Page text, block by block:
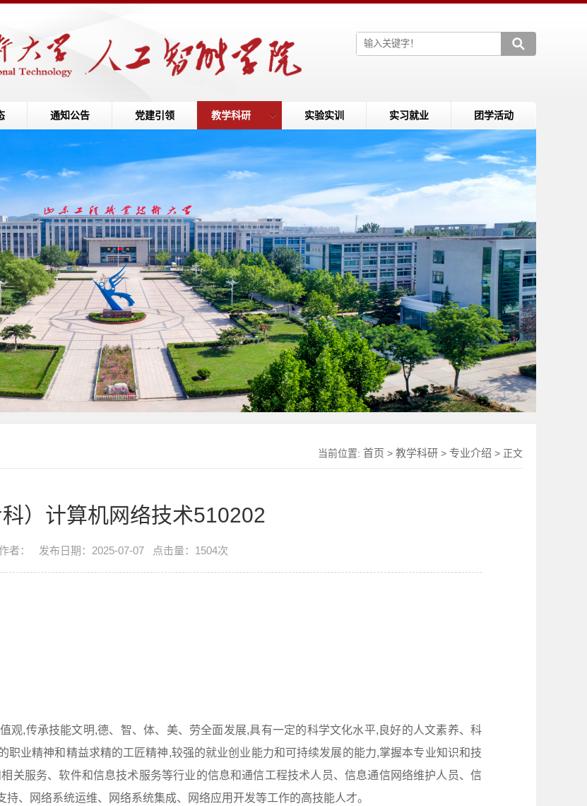
通知公告 党建引领 教学科研 实验实训 实习就业 团学活动
当前位置: 首页 > 教学科研 > 专业介绍 > 正文
科）计算机网络技术510202
者： 发布日期：2025-07-07 点击量： 1504次
观,传承技能文明,德、智、体、美、劳全面发展,具有一定的科学文化水平,良好的人文素养、科
职业精神和精益求精的工匠精神,较强的就业创业能力和可持续发展的能力,掌握本专业知识和技
关服务、软件和信息技术服务等行业的信息和通信工程技术人员、信息通信网络维护人员、信
、网络系统运维、网络系统集成、网络应用开发等工作的高技能人才。